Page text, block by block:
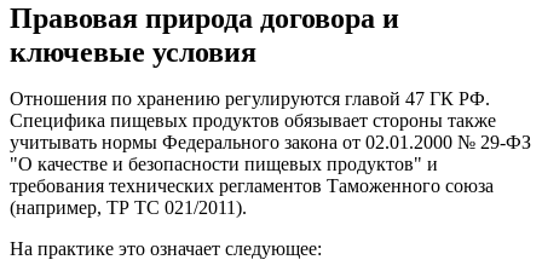
Правовая природа договора и
ключевые условия
Отношения по хранению регулируются главой 47 ГК РФ.
Специфика пищевых продуктов обязывает стороны также
учитывать нормы Федерального закона от 02.01.2000 № 29-ФЗ
"О качестве и безопасности пищевых продуктов" и
требования технических регламентов Таможенного союза
(например, ТР ТС 021/2011).
На практике это означает следующее: